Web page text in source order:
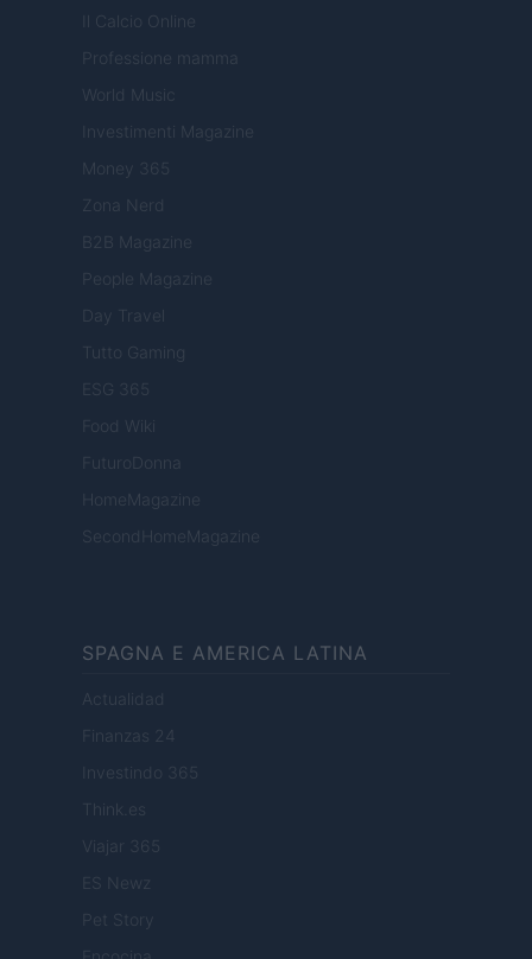
Il Calcio Online
Professione mamma
World Music
Investimenti Magazine
Money 365
Zona Nerd
B2B Magazine
People Magazine
Day Travel
Tutto Gaming
ESG 365
Food Wiki
FuturoDonna
HomeMagazine
SecondHomeMagazine
SPAGNA E AMERICA LATINA
Actualidad
Finanzas 24
Investindo 365
Think.es
Viajar 365
ES Newz
Pet Story